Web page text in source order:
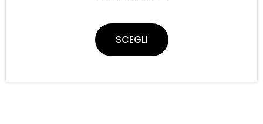
SCEGLI